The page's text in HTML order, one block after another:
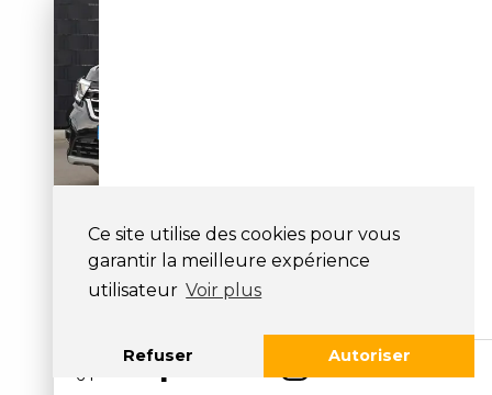
Ce site utilise des cookies pour vous
garantir la meilleure expérience
utilisateur Voir plus
Refuser Autoriser
TECHNO AUTOMAAT 5 PERS. |
CAMERA | CAR
64 165 km Essence